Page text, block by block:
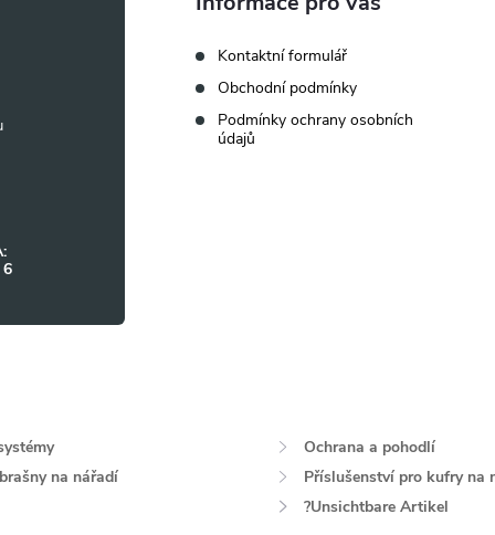
6
Kontaktní formulář
Obchodní podmínky
Podmínky ochrany osobních
údajů
Ochrana a pohodlí
na nářadí Příslušenství pro kufry na
?Unsichtbare Artikel